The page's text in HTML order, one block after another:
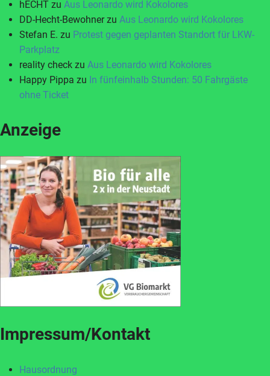
hECHT zu Aus Leonardo wird Kokolores
DD-Hecht-Bewohnerzu Aus Leonardo wird Kokolores
Stefan E. zu Protest gegen geplanten Standort für LKW-
Parkplatz
reality check zu Aus Leonardo wird Kokolores
Happy Pippa zu In fünfeinhalb Stunden: 50 Fahrgäste
ohne Ticket
Anzeige
Impressum/Kontakt
Hausordnung